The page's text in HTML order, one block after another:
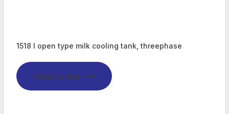
1518 l open type milk cooling tank, threephase
Read more